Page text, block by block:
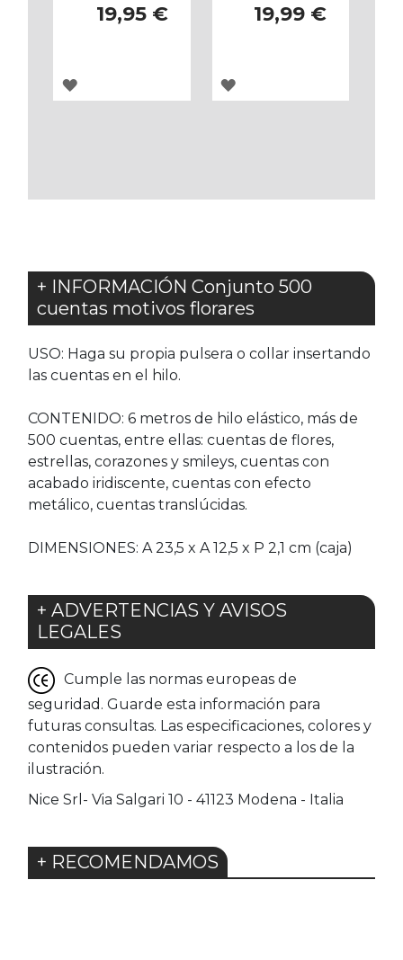
19,95 €
AGREGAR
19,99 €
AGREGAR
+ INFORMACIÓN Conjunto 500
cuentas motivos florares
USO: Haga su propia pulsera o collar insertando
las cuentas en el hilo.
CONTENIDO: 6 metros de hilo elástico, más de
500 cuentas, entre ellas: cuentas de flores,
estrellas, corazones y smileys, cuentas con
acabado iridiscente, cuentas con efecto
metálico, cuentas translúcidas.
DIMENSIONES: A 23,5 x A 12,5 x P 2,1 cm (caja)
+ ADVERTENCIAS Y AVISOS
LEGALES
Cumple las normas europeas de
seguridad. Guarde esta información para
futuras consultas. Las especificaciones, colores y
contenidos pueden variar respecto a los de la
ilustración.
Nice Srl- Via Salgari 10 - 41123 Modena - Italia
+ RECOMENDAMOS